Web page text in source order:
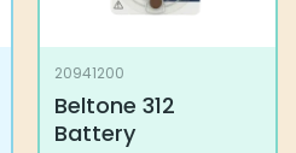
20941200
Beltone 312
Battery